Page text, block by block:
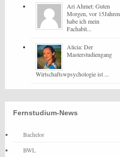
Ari Ahmet: Guten
Morgen, vor 15Jahren
habe ich mein
Fachabit...
Alicia: Der
Masterstudiengang
Wirtschaftswpsychologie ist ...
Fernstudium-News
Bachelor
BWL